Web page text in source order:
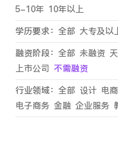
5-10年 10年以上
学历要求： 全部 大专及以
融资阶段： 全部 未融资
上市公司 不需融资
行业领域： 全部 设计 电
电子商务 金融 企业服务